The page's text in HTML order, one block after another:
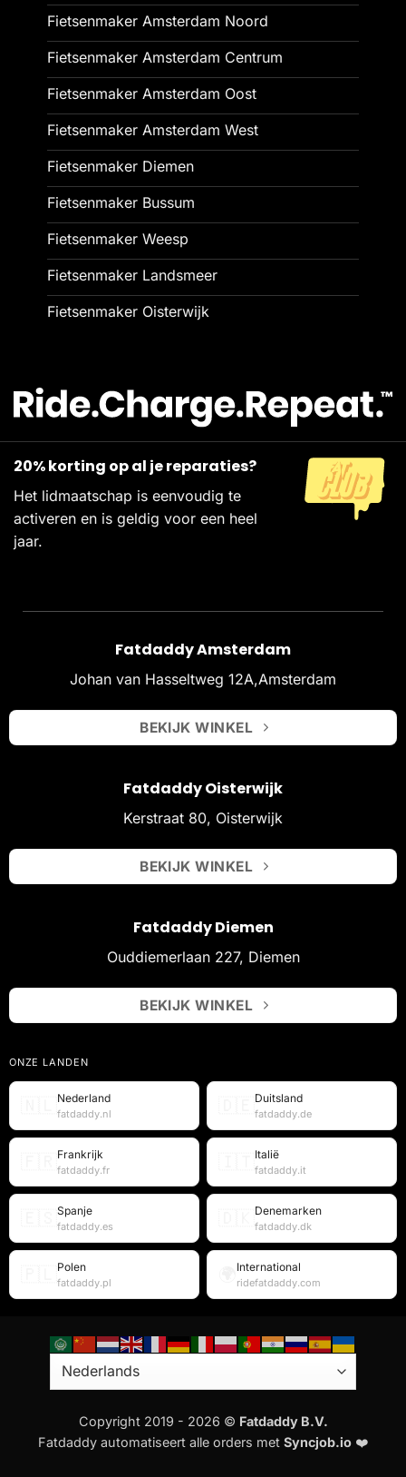
Fietsenmaker Amsterdam Noord
Fietsenmaker Amsterdam Centrum
Fietsenmaker Amsterdam Oost
Fietsenmaker Amsterdam West
Fietsenmaker Diemen
Fietsenmaker Bussum
Fietsenmaker Weesp
Fietsenmaker Landsmeer
Fietsenmaker Oisterwijk
20% korting op al je reparaties?
Het lidmaatschap is eenvoudig te
activeren en is geldig voor een heel
jaar.
Fatdaddy Amsterdam
Johan van Hasseltweg 12A,Amsterdam
BEKIJK WINKEL
Fatdaddy Oisterwijk
Kerstraat 80, Oisterwijk
BEKIJK WINKEL
Fatdaddy Diemen
Ouddiemerlaan 227, Diemen
BEKIJK WINKEL
ONZE LANDEN
Nederland
fatdaddy.nl
Duitsland
fatdaddy.de
Frankrijk
fatdaddy.fr
Italië
fatdaddy.it
Spanje
fatdaddy.es
Denemarken
fatdaddy.dk
Polen
fatdaddy.pl
International
ridefatdaddy.com
Copyright 2019 - 2026 © Fatdaddy B.V.
Fatdaddy automatiseert alle orders met Syncjob.io ❤️